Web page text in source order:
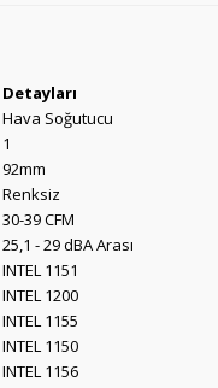
Detayları
Hava Soğutucu
1
92mm
Renksiz
30-39 CFM
25,1 - 29 dBA Arası
INTEL 1151
INTEL 1200
INTEL 1155
INTEL 1150
INTEL 1156